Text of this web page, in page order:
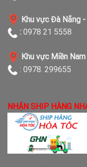
Khu vực Đà Nẵng -
: 0978 21 5558
Khu vực Miền
: 0978. 299655
NHẬN SHIP HÀNG